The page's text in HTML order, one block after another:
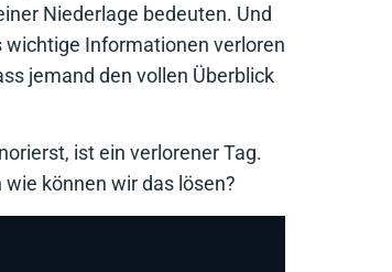
Niederlage bedeuten. Und
Informationen verloren
jemand den vollen Überblick
ist ein verlorener Tag.
können wir das lösen?